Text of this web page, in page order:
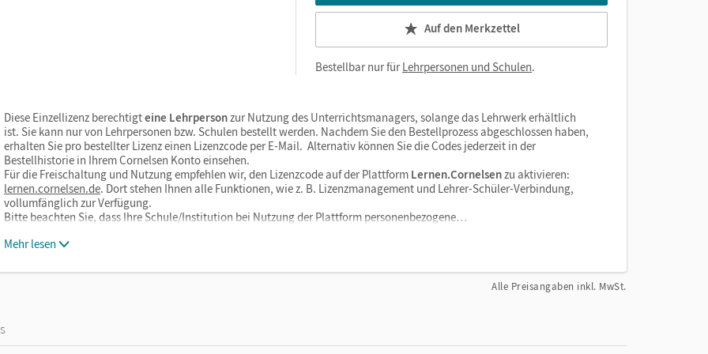
Sie den Unterrichtsmanager auf lernen.cornelsen.de oder über die Cornelsen Lernen App.
Auf den Merkzettel
Bestellbar nur fürLehrpersonen und Schulen.
Diese Einzellizenz berechtigteine Lehrpersonzur Nutzung des Unterrichtsmanagers, solange das Lehrwerk erhältlich
ist. Sie kann nur von Lehrpersonen bzw. Schulen bestellt werden. Nachdem Sie den Bestellprozess abgeschlossen haben,
erhalten Sie pro bestellter Lizenz einen Lizenzcode per E-Mail. Alternativ können Sie die Codes jederzeit in der
Bestellhistorie in Ihrem Cornelsen Konto einsehen.
Für die Freischaltung und Nutzung empfehlen wir, den Lizenzcode auf der Plattform Lernen.Cornelsenzu aktivieren:
lernen.cornelsen.de. Dort stehen Ihnen alle Funktionen, wie z. B. Lizenzmanagement und Lehrer-Schüler-Verbindung,
vollumfänglich zur Verfügung.
Bitte beachten Sie, dass Ihre Schule/Institution bei Nutzung der Plattform personenbezogene…
Mehr lesen
Alle Preisangaben inkl. MwSt.